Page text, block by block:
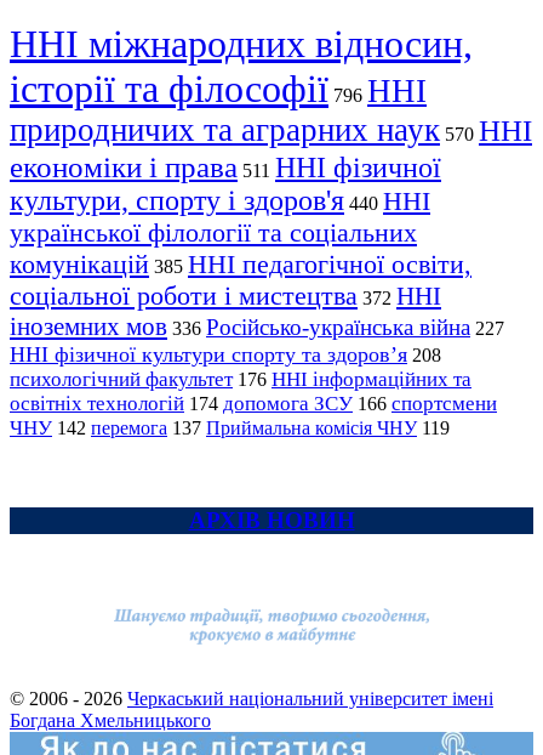
ННІ міжнародних відносин,
історії та філософії 796 ННІ
природничих та аграрних наук 570 ННІ
економіки і права 511 ННІ фізичної
культури, спорту і здоров'я 440 ННІ
української філології та соціальних
комунікацій 385 ННІ педагогічної освіти,
соціальної роботи і мистецтва 372 ННІ
іноземних мов 336 Російсько-українська війна 227
ННІ фізичної культури спорту та здоров’я 208
психологічний факультет 176 ННІ інформаційних та
освітніх технологій 174 допомога ЗСУ 166 спортсмени
ЧНУ 142 перемога 137 Приймальна комісія ЧНУ 119
АРХІВ НОВИН
© 2006 - 2026 Черкаський національний університет імені
Богдана Хмельницького